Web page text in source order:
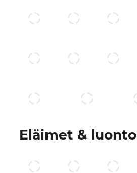
Eläimet & luonto